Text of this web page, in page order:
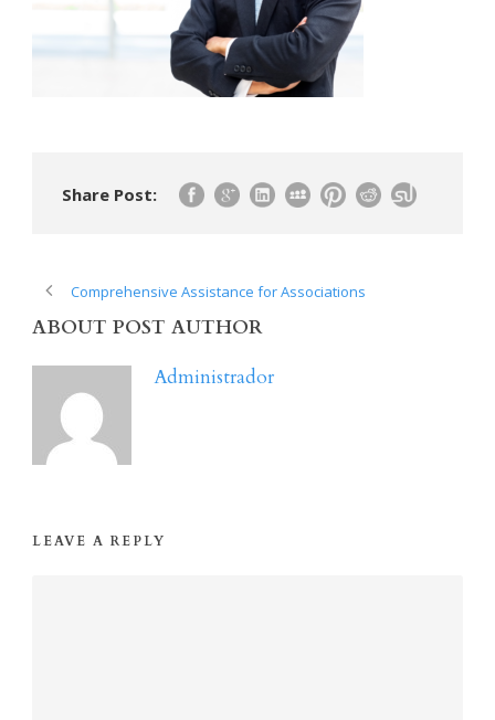
Share Post:
Comprehensive Assistance for Associations
ABOUT POST AUTHOR
Administrador
LEAVE A REPLY